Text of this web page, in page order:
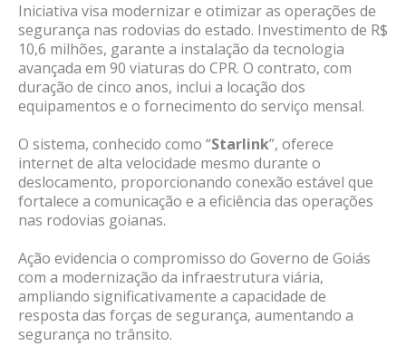
Iniciativa visa modernizar e otimizar as operações de
segurança nas rodovias do estado. Investimento de R$
10,6 milhões, garante a instalação da tecnologia
avançada em 90 viaturas do CPR. O contrato, com
duração de cinco anos, inclui a locação dos
equipamentos e o fornecimento do serviço mensal.
O sistema, conhecido como “Starlink”, oferece
internet de alta velocidade mesmo durante o
deslocamento, proporcionando conexão estável que
fortalece a comunicação e a eficiência das operações
nas rodovias goianas.
Ação evidencia o compromisso do Governo de Goiás
com a modernização da infraestrutura viária,
ampliando significativamente a capacidade de
resposta das forças de segurança, aumentando a
segurança no trânsito.